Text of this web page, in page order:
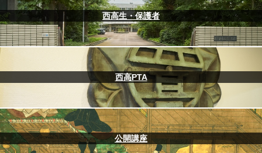
西高生・保護者
西高PTA
公開講座